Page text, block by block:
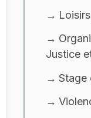
Justice
Stage